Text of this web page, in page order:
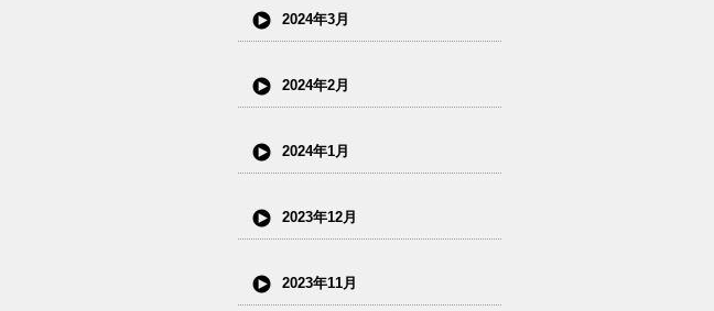
2024年3月
2024年2月
2024年1月
2023年12月
2023年11月